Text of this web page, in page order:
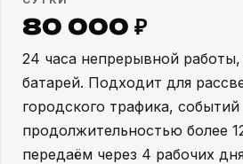
80 000 ₽
24 часа непрерывной
батарей. Подходит для
городского трафика, событий
продолжительностью более
передаём через 4 рабочих